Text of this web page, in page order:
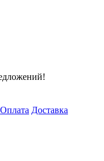
Оплата Доставка